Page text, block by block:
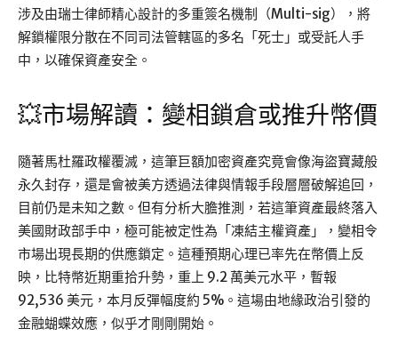
涉及由瑞士律師精心設計的多重簽名機制（Multi-sig），將
解鎖權限分散在不同司法管轄區的多名「死士」或受託人手
中，以確保資產安全。
💥市場解讀：變相鎖倉或推升幣價
隨著馬杜羅政權覆滅，這筆巨額加密資產究竟會像海盜寶藏般
永久封存，還是會被美方透過法律與情報手段層層破解追回，
目前仍是未知之數。但有分析大膽推測，若這筆資產最終落入
美國財政部手中，極可能被定性為「凍結主權資產」，變相令
市場出現長期的供應鎖定。這種預期心理已率先在幣價上反
映，比特幣近期重拾升勢，重上 9.2 萬美元水平，暫報
92,536 美元，本月反彈幅度約 5%。這場由地緣政治引發的
金融蝴蝶效應，似乎才剛剛開始。